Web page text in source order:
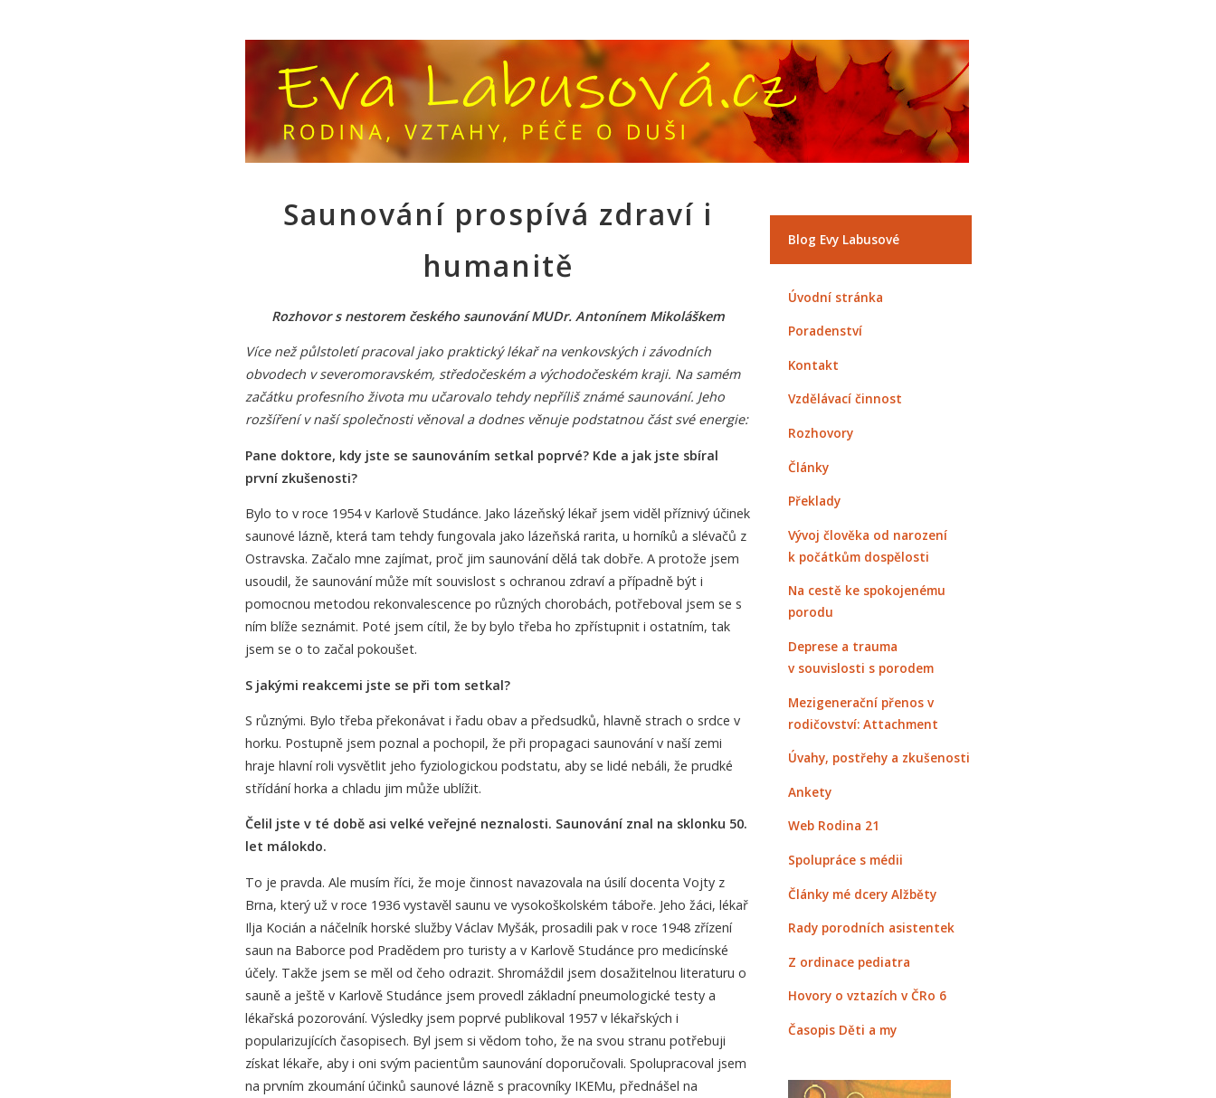
Saunování prospívá zdraví i
humanitě
Rozhovor s nestorem českého saunování MUDr. Antonínem Mikoláškem
Více než půlstoletí pracoval jako praktický lékař na venkovských i závodních
obvodech v severomoravském, středočeském a východočeském kraji. Na samém
začátku profesního života mu učarovalo tehdy nepříliš známé saunování. Jeho
rozšíření v naší společnosti věnoval a dodnes věnuje podstatnou část své energie:
Pane doktore, kdy jste se saunováním setkal poprvé? Kde a jak jste sbíral
první zkušenosti?
Bylo to v roce 1954 v Karlově Studánce. Jako lázeňský lékař jsem viděl příznivý účinek
saunové lázně, která tam tehdy fungovala jako lázeňská rarita, u horníků a slévačů z
Ostravska. Začalo mne zajímat, proč jim saunování dělá tak dobře. A protože jsem
usoudil, že saunování může mít souvislost s ochranou zdraví a případně být i
pomocnou metodou rekonvalescence po různých chorobách, potřeboval jsem se s
ním blíže seznámit. Poté jsem cítil, že by bylo třeba ho zpřístupnit i ostatním, tak
jsem se o to začal pokoušet.
S jakými reakcemi jste se při tom setkal?
S různými. Bylo třeba překonávat i řadu obav a předsudků, hlavně strach o srdce v
horku. Postupně jsem poznal a pochopil, že při propagaci saunování v naší zemi
hraje hlavní roli vysvětlit jeho fyziologickou podstatu, aby se lidé nebáli, že prudké
střídání horka a chladu jim může ublížit.
Čelil jste v té době asi velké veřejné neznalosti. Saunování znal na sklonku 50.
let málokdo.
To je pravda. Ale musím říci, že moje činnost navazovala na úsilí docenta Vojty z
Brna, který už v roce 1936 vystavěl saunu ve vysokoškolském táboře. Jeho žáci, lékař
Ilja Kocián a náčelník horské služby Václav Myšák, prosadili pak v roce 1948 zřízení
saun na Baborce pod Pradědem pro turisty a v Karlově Studánce pro medicínské
účely. Takže jsem se měl od čeho odrazit. Shromáždil jsem dosažitelnou literaturu o
sauně a ještě v Karlově Studánce jsem provedl základní pneumologické testy a
lékařská pozorování. Výsledky jsem poprvé publikoval 1957 v lékařských i
popularizujících časopisech. Byl jsem si vědom toho, že na svou stranu potřebuji
získat lékaře, aby i oni svým pacientům saunování doporučovali. Spolupracoval jsem
na prvním zkoumání účinků saunové lázně s pracovníky IKEMu, přednášel na
Blog Evy Labusové
Úvodní stránka
Poradenství
Kontakt
Vzdělávací činnost
Rozhovory
Články
Překlady
Vývoj člověka od narození
k počátkům dospělosti
Na cestě ke spokojenému
porodu
Deprese a trauma
v souvislosti s porodem
Mezigenerační přenos v
rodičovství: Attachment
Úvahy, postřehy a zkušenosti
Ankety
Web Rodina 21
Spolupráce s médii
Články mé dcery Alžběty
Rady porodních asistentek
Z ordinace pediatra
Hovory o vztazích v ČRo 6
Časopis Děti a my